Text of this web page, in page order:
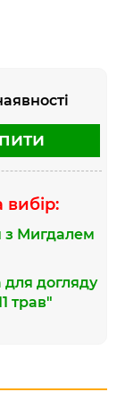
з Мигдалем
догляду
трав"